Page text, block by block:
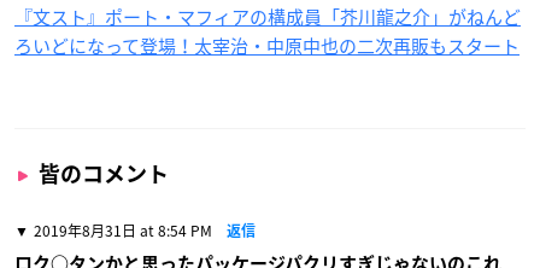
『文スト』ポート・マフィアの構成員「芥川龍之介」がねんど
ろいどになって登場！太宰治・中原中也の二次再販もスタート
皆のコメント
2019年8月31日 at 8:54 PM 返信
ロク○タンかと思ったパッケージパクリすぎじゃないのこれ